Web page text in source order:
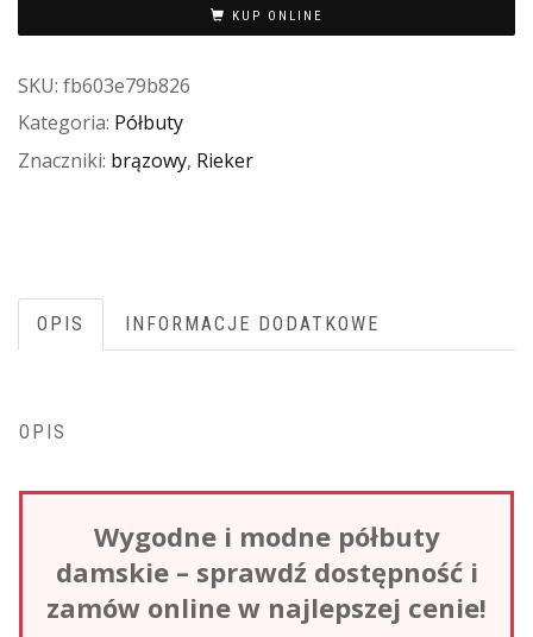
KUP ONLINE
SKU: fb603e79b826
Kategoria: Półbuty
Znaczniki: brązowy, Rieker
OPIS INFORMACJE DODATKOWE
OPIS
Wygodne i modne półbuty
damskie – sprawdź dostępność i
zamów online w najlepszej cenie!